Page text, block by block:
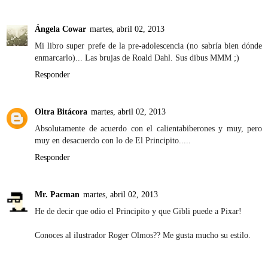
Ángela Cowar martes, abril 02, 2013
Mi libro super prefe de la pre-adolescencia (no sabría bien dónde
enmarcarlo)... Las brujas de Roald Dahl. Sus dibus MMM ;)
Responder
Oltra Bitácora martes, abril 02, 2013
Absolutamente de acuerdo con el calientabiberones y muy, pero
muy en desacuerdo con lo de El Principito.....
Responder
Mr. Pacman martes, abril 02, 2013
He de decir que odio el Principito y que Gibli puede a Pixar!
Conoces al ilustrador Roger Olmos?? Me gusta mucho su estilo.